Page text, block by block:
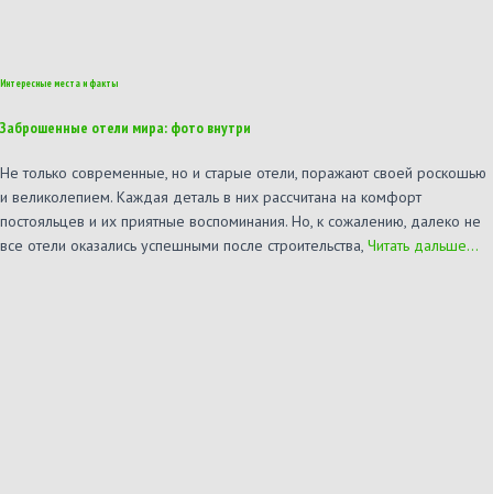
Интересные места и факты
Заброшенные отели мира: фото внутри
Не только современные, но и старые отели, поражают своей роскошью
и великолепием. Каждая деталь в них рассчитана на комфорт
постояльцев и их приятные воспоминания. Но, к сожалению, далеко не
все отели оказались успешными после строительства, Читать дальше…